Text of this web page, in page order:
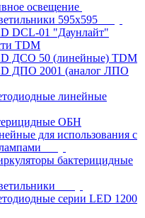
освещение
595x595
DCL-01 "Даунлайт"
TDM
ДСО 50 (линейные) TDM
ДПО 2001 (аналог ЛПО
линейные
ОБН
для использования с
бактерицидные
серии LED 1200